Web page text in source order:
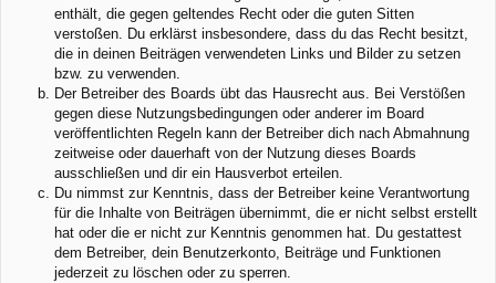
enthält, die gegen geltendes Recht oder die guten Sitten
verstoßen. Du erklärst insbesondere, dass du das Recht besitzt,
die in deinen Beiträgen verwendeten Links und Bilder zu setzen
bzw. zu verwenden.
Der Betreiber des Boards übt das Hausrecht aus. Bei Verstößen
gegen diese Nutzungsbedingungen oder anderer im Board
veröffentlichten Regeln kann der Betreiber dich nach Abmahnung
zeitweise oder dauerhaft von der Nutzung dieses Boards
ausschließen und dir ein Hausverbot erteilen.
Du nimmst zur Kenntnis, dass der Betreiber keine Verantwortung
für die Inhalte von Beiträgen übernimmt, die er nicht selbst erstellt
hat oder die er nicht zur Kenntnis genommen hat. Du gestattest
dem Betreiber, dein Benutzerkonto, Beiträge und Funktionen
jederzeit zu löschen oder zu sperren.